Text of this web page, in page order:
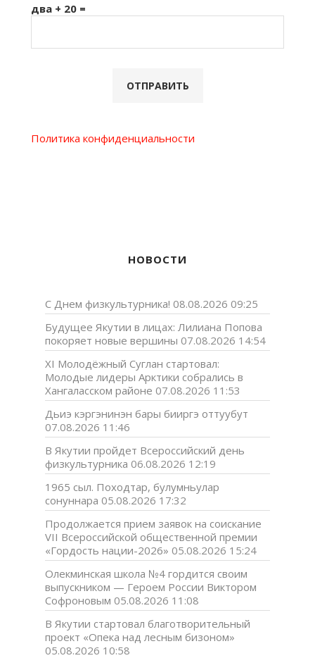
два + 20 =
Политика конфиденциальности
НОВОСТИ
С Днем физкультурника! 08.08.2026 09:25
Будущее Якутии в лицах: Лилиана Попова
покоряет новые вершины 07.08.2026 14:54
XI Молодёжный Суглан стартовал:
Молодые лидеры Арктики собрались в
Хангаласском районе 07.08.2026 11:53
Дьиэ кэргэнинэн бары бииргэ оттуубут
07.08.2026 11:46
В Якутии пройдет Всероссийский день
физкультурника 06.08.2026 12:19
1965 сыл. Походтар, булумньулар
сонуннара 05.08.2026 17:32
Продолжается прием заявок на соискание
VII Всероссийской общественной премии
«Гордость нации-2026» 05.08.2026 15:24
Олекминская школа №4 гордится своим
выпускником — Героем России Виктором
Софроновым 05.08.2026 11:08
В Якутии стартовал благотворительный
проект «Опека над лесным бизоном»
05.08.2026 10:58